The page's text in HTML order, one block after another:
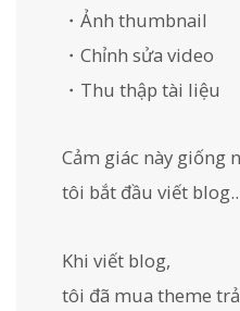
・Ảnh thumbnail
・Chỉnh sửa video
・Thu thập tài liệu
Cảm giác này giống
tôi bắt đầu viết
Khi viết blog,
tôi đã mua theme